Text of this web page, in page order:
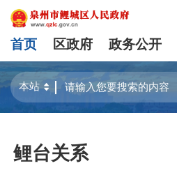
首页 区政府 政务公开
鲤台关系